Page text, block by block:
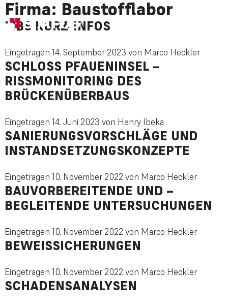
Firma: Baustofflabor
LIBS KURZ-INFOS
Eingetragen 14. September 2023 von Marco Heckler
SCHLOSS PFAUENINSEL – R
ISSMONITORING DES B
RÜCKENÜBERBAUS
Eingetragen 14. Juni 2023 von Henry Ibeka
SANIERUNGSVORSCHLÄGE UND
INSTANDSETZUNGSKONZEPTE
Eingetragen 10. November 2022von Marco Heckler
BAUVORBEREITENDE UND –
BEGLEITENDE UNTERSUCHUNGEN
Eingetragen 10. November 2022von Marco Heckler
BEWEISSICHERUNGEN
Eingetragen 10. November 2022von Marco Heckler
SCHADENSANALYSEN